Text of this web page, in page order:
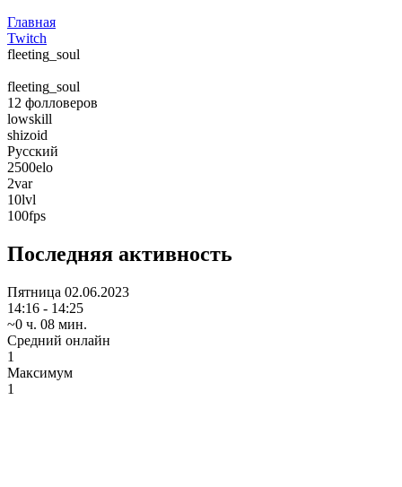
Главная
Twitch
fleeting_soul
fleeting_soul
12 фолловеров
lowskill
shizoid
Русский
2500elo
2var
10lvl
100fps
Последняя активность
Пятница 02.06.2023
14:16 - 14:25
~0 ч. 08 мин.
Средний онлайн
1
Максимум
1